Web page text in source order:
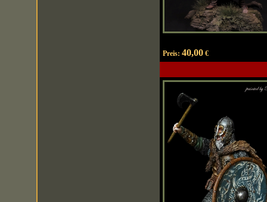
Preis: 40,00€